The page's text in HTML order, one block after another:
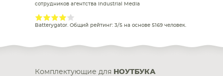
сотрудников агентства Industrial Media
Batterygator. Общий рейтинг: 3/5 на основе 5169 человек.
Комплектующие для НОУТБУКА